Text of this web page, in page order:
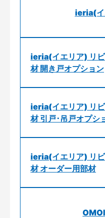
ieria(イ
ieria(イエリア) リ
材 開き戸オプション
ieria(イエリア) リ
材 引戸･吊戸オプシ
ieria(イエリア) リ
材 オーダー用部材